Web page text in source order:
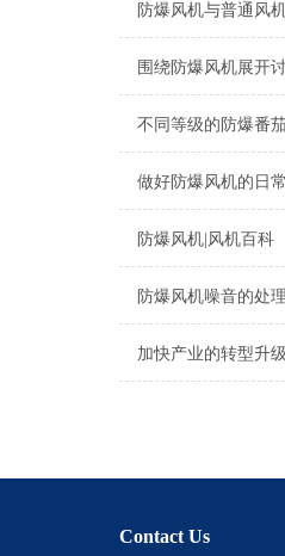
围绕防爆风机展开
防爆风机|风机百科
Contact Us